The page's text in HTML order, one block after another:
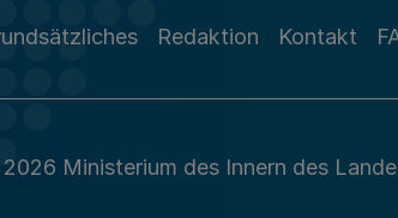
Redaktion Kontakt
Ministerium des Innern des